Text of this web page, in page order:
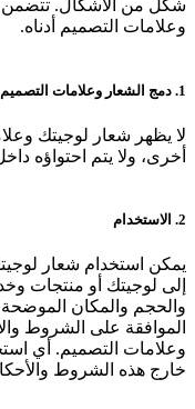
شكل من الأشكال. تتضمن
وعلامات التصميم أدناه.
1. دمج الشعار وعلامات التصميم مع رسومات أخرى
لا يظهر شعار لوجيتك
أخرى، ولا يتم احتواؤه
2. الاستخدام
يمكن استخدام شعار
إلى لوجيتك أو منتجات
والحجم والمكان الموضحة
الموافقة على الشروط
وعلامات التصميم. أي
خارج هذه الشروط